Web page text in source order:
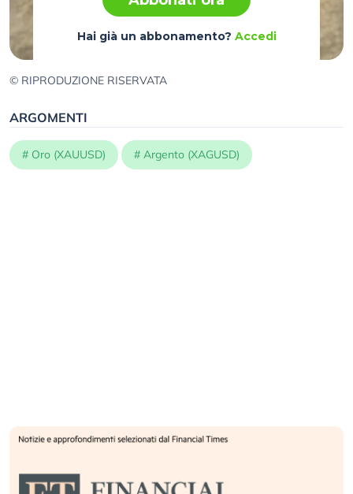
Hai già un abbonamento? Accedi
© RIPRODUZIONE RISERVATA
ARGOMENTI
# Oro (XAUUSD) # Argento (XAGUSD)